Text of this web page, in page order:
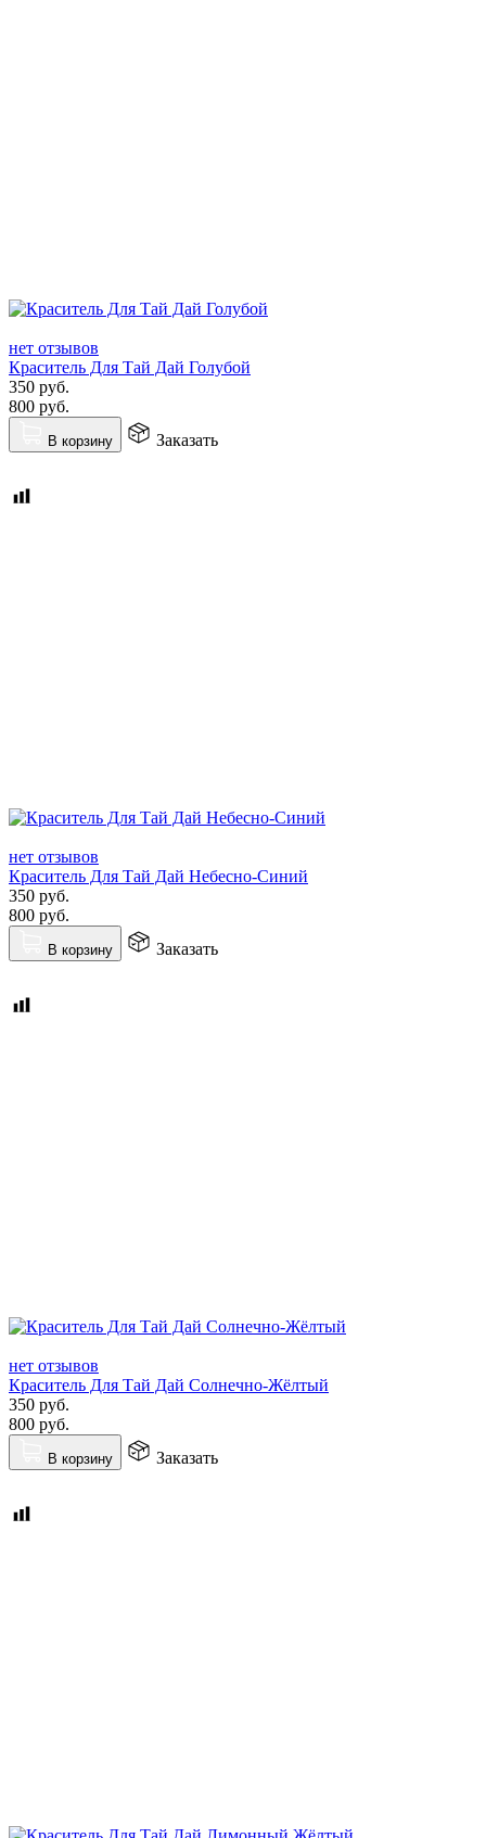
нет отзывов
Краситель Для Тай Дай Голубой
350 руб.
800 руб.
В корзину Заказать
нет отзывов
Краситель Для Тай Дай Небесно-Синий
350 руб.
800 руб.
В корзину Заказать
нет отзывов
Краситель Для Тай Дай Солнечно-Жёлтый
350 руб.
800 руб.
В корзину Заказать